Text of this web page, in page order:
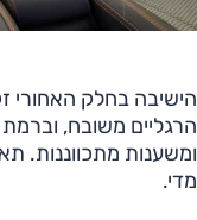
הישיבה בחלק האחורי
הרגליים משובח, וברמת
ומשענות מתכווננות.
מדי.